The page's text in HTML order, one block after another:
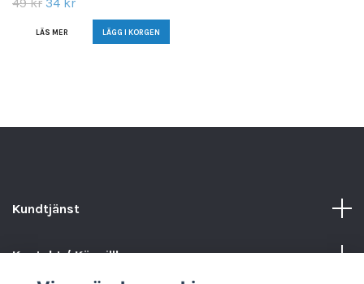
49 kr 34 kr
LÄS MER
Kundtjänst
Kontakt / Köpvillkor